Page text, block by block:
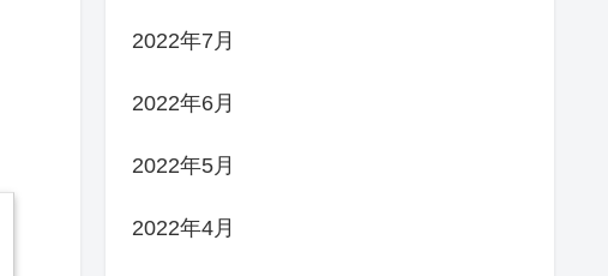
2022年7月
2022年6月
2022年5月
2022年4月